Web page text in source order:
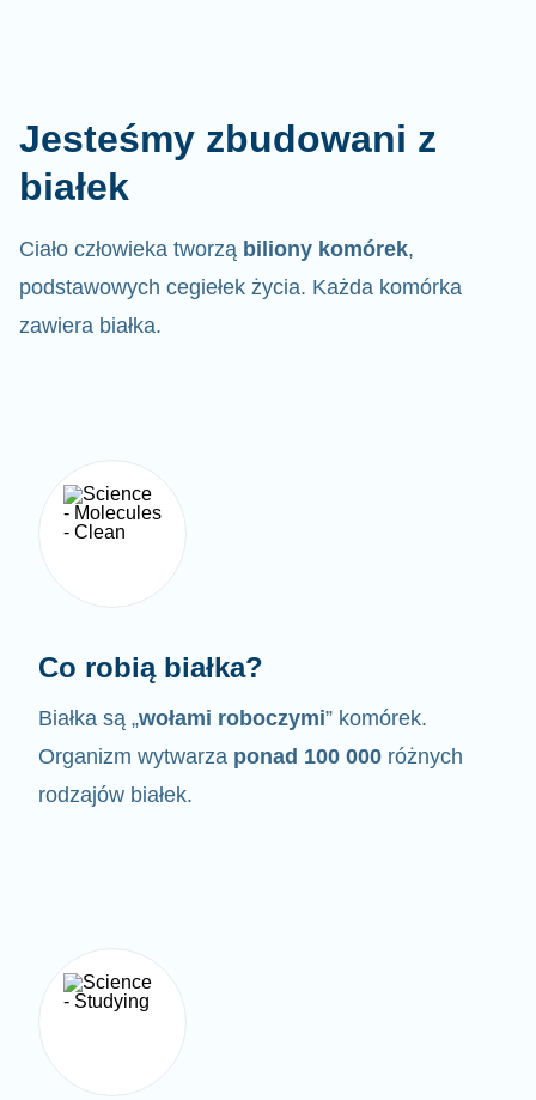
Jesteśmy zbudowani z
białek
Ciało człowieka tworzą biliony komórek,
podstawowych cegiełek życia. Każda komórka
zawiera białka.
Co robią białka?
Białka są „wołami roboczymi” komórek.
Organizm wytwarza ponad 100 000 różnych
rodzajów białek.